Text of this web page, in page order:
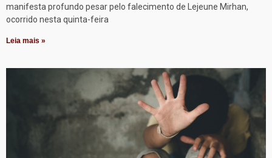
manifesta profundo pesar pelo falecimento de Lejeune Mirhan,
ocorrido nesta quinta-feira
Leia mais »